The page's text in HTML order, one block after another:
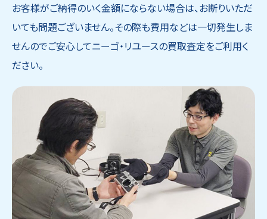
お客様がご納得のいく金額にならない場合は、お断りいただ
いても問題ございません。その際も費用などは一切発生しま
せんのでご安心してニーゴ・リユースの買取査定をご利用く
ださい。